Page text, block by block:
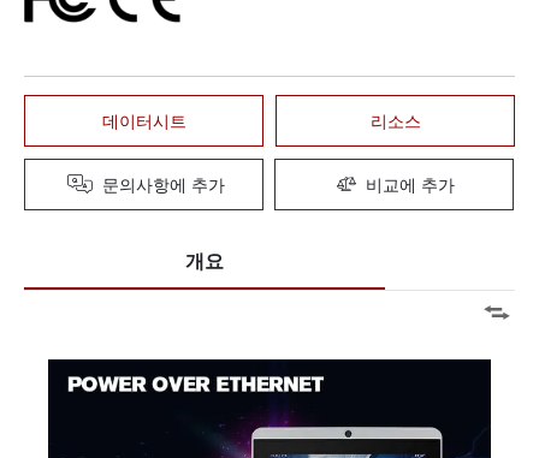
데이터시트 리소스
문의사항에 추가 비교에 추가
개요